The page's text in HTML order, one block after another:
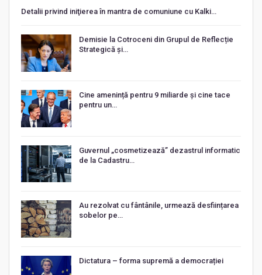
Detalii privind iniţierea în mantra de comuniune cu Kalki…
Demisie la Cotroceni din Grupul de Reflecție
Strategică și…
Cine amenință pentru 9 miliarde și cine tace
pentru un…
Guvernul „cosmetizează” dezastrul informatic
de la Cadastru…
Au rezolvat cu fântânile, urmează desființarea
sobelor pe…
Dictatura – forma supremă a democrației